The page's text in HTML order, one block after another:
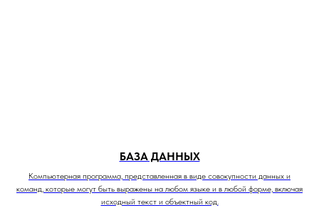
БАЗА ДАННЫХ
Компьютерная программа, представленная в виде совокупности данных и
команд, которые могут быть выражены на любом языке и в любой форме, включая
исходный текст и объектный код.